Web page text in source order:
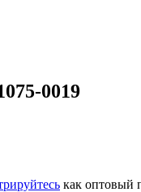
0019
как оптовый